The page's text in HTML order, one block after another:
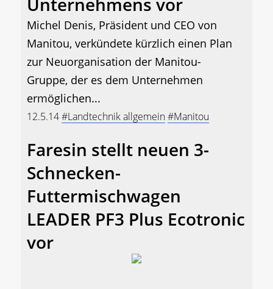
Michel Denis, Präsident und CEO von
Manitou, verkündete kürzlich einen Plan
zur Neuorganisation der Manitou-
Gruppe, der es dem Unternehmen
ermöglichen...
12.5.14#Landtechnik allgemein#Manitou
Faresin stellt neuen 3-
Schnecken-
Futtermischwagen
LEADER PF3 Plus Ecotronic
vor